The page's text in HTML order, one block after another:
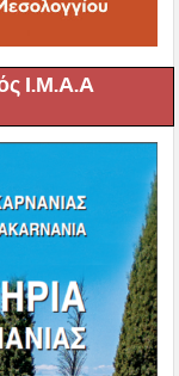
Ι.Μ.Α.Α